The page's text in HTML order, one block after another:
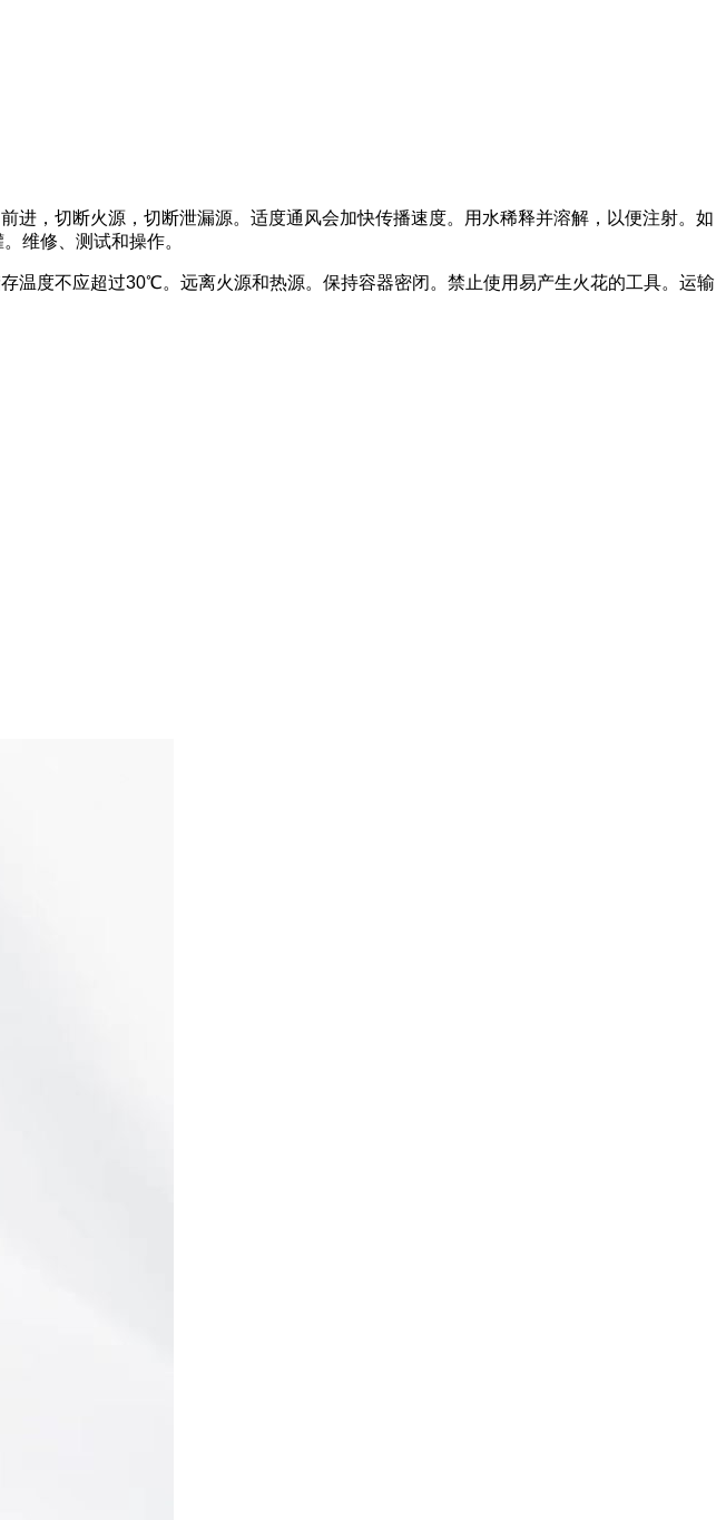
，切断火源，切断泄漏源。适度通风会加快传播速度。用水稀释并溶解，以便注射。如
维修、测试和操作。
温度不应超过30℃。远离火源和热源。保持容器密闭。禁止使用易产生火花的工具。运输